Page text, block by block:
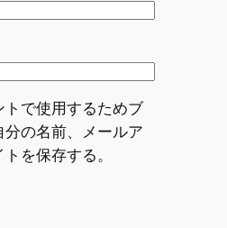
トで使用するためブ
分の名前、メールア
を保存する。